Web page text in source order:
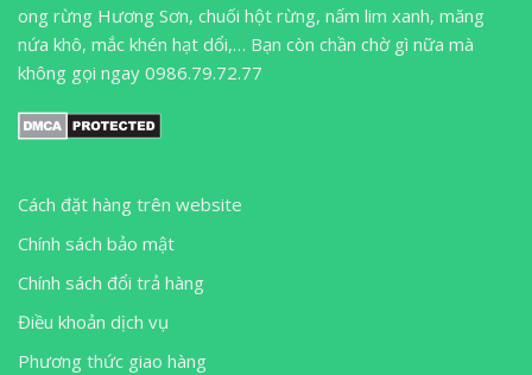
ong rừng Hương Sơn, chuối hột rừng, nấm lim xanh, măng
nứa khô, mắc khén hạt dổi,… Bạn còn chần chờ gì nữa mà
không gọi ngay 0986.79.72.77
Cách đặt hàng trên website
Chính sách bảo mật
Chính sách đổi trả hàng
Điều khoản dịch vụ
Phương thức giao hàng